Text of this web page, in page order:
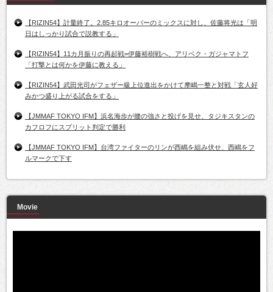
【RIZIN54】計量終了。2.85キロオーバーのミックスに対し、佐藤将光は「明
日はしっかり試合で説教する」
【RIZIN54】11カ月振りの再起戦=伊藤裕樹戦へ、アリベク・ガジャマトフ
「打撃とは何かを伊藤に教える」
【RIZIN54】武田光司がフェザー級上位進出をかけて摩嶋一整と対戦「玄人好
みかつ盛り上がる試合をする」
【JMMAF TOKYO IFM】浜名海歩が腰の強さと投げを見せ、タジキスタンの
カフロフにスプリット判定で勝利
【JMMAF TOKYO IFM】台湾ファイターのリンが西嶋を組み伏せ、西嶋をフ
ルマークで下す
Movie